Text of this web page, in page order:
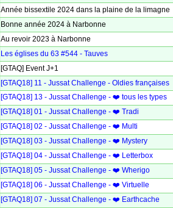
Année bissextile 2024 dans la plaine de la limagne
Bonne année 2024 à Narbonne
Au revoir 2023 à Narbonne
Les églises du 63 #544 - Tauves
[GTAQ] Event J+1
[GTAQ18] 11 - Jussat Challenge - Oldies françaises
[GTAQ18] 13 - Jussat Challenge - ❤️ tous les types
[GTAQ18] 01 - Jussat Challenge - ❤️ Tradi
[GTAQ18] 02 - Jussat Challenge - ❤️ Multi
[GTAQ18] 03 - Jussat Challenge - ❤️ Mystery
[GTAQ18] 04 - Jussat Challenge - ❤️ Letterbox
[GTAQ18] 05 - Jussat Challenge - ❤️ Wherigo
[GTAQ18] 06 - Jussat Challenge - ❤️ Virtuelle
[GTAQ18] 07 - Jussat Challenge - ❤️ Earthcache